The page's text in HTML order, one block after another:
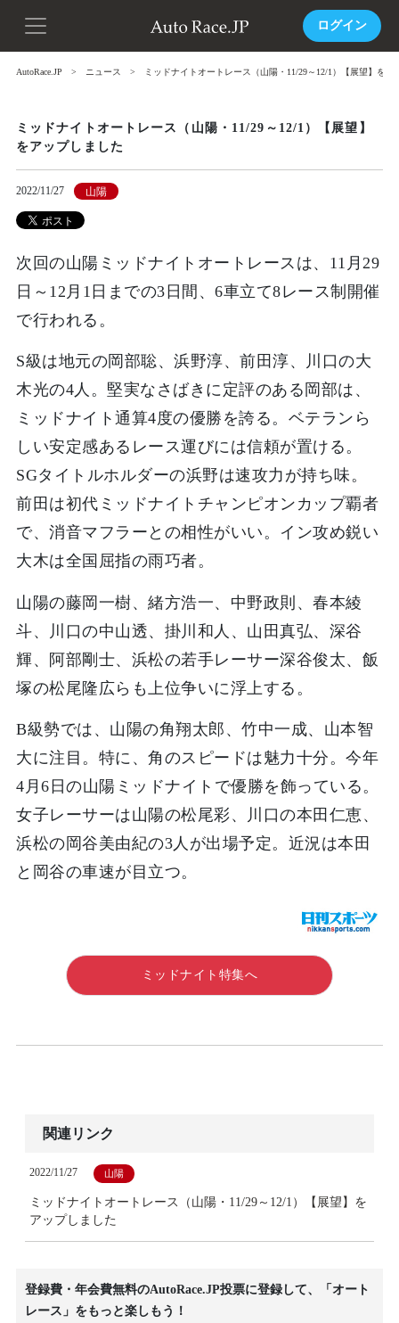
ログイン
AutoRace.JP ニュース ミッドナイトオートレース（山陽・11/29～12/1）【展望】をア
ミッドナイトオートレース（山陽・11/29～12/1）【展望】
をアップしました
2022/11/27 山陽
次回の山陽ミッドナイトオートレースは、11月29
日～12月1日までの3日間、6車立て8レース制開催
で行われる。
S級は地元の岡部聡、浜野淳、前田淳、川口の大
木光の4人。堅実なさばきに定評のある岡部は、
ミッドナイト通算4度の優勝を誇る。ベテランら
しい安定感あるレース運びには信頼が置ける。
SGタイトルホルダーの浜野は速攻力が持ち味。
前田は初代ミッドナイトチャンピオンカップ覇者
で、消音マフラーとの相性がいい。イン攻め鋭い
大木は全国屈指の雨巧者。
山陽の藤岡一樹、緒方浩一、中野政則、春本綾
斗、川口の中山透、掛川和人、山田真弘、深谷
輝、阿部剛士、浜松の若手レーサー深谷俊太、飯
塚の松尾隆広らも上位争いに浮上する。
B級勢では、山陽の角翔太郎、竹中一成、山本智
大に注目。特に、角のスピードは魅力十分。今年
4月6日の山陽ミッドナイトで優勝を飾っている。
女子レーサーは山陽の松尾彩、川口の本田仁恵、
浜松の岡谷美由紀の3人が出場予定。近況は本田
と岡谷の車速が目立つ。
ミッドナイト特集へ
関連リンク
2022/11/27 山陽
ミッドナイトオートレース（山陽・11/29～12/1）【展望】を
アップしました
登録費・年会費無料のAutoRace.JP投票に登録して、「オート
レース」をもっと楽しもう！